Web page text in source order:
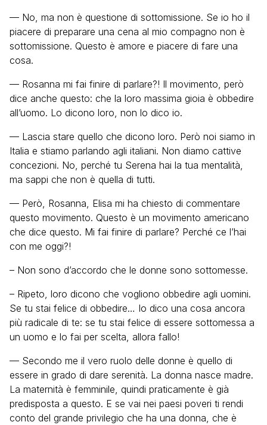
— No, ma non è questione di sottomissione. Se io ho il
piacere di preparare una cena al mio compagno non è
sottomissione. Questo è amore e piacere di fare una
cosa.
— Rosanna mi fai finire di parlare?! Il movimento, però
dice anche questo: che la loro massima gioia è obbedire
all’uomo. Lo dicono loro, non lo dico io.
— Lascia stare quello che dicono loro. Però noi siamo in
Italia e stiamo parlando agli italiani. Non diamo cattive
concezioni. No, perché tu Serena hai la tua mentalità,
ma sappi che non è quella di tutti.
— Però, Rosanna, Elisa mi ha chiesto di commentare
questo movimento. Questo è un movimento americano
che dice questo. Mi fai finire di parlare? Perché ce l’hai
con me oggi?!
– Non sono d’accordo che le donne sono sottomesse.
– Ripeto, loro dicono che vogliono obbedire agli uomini.
Se tu stai felice di obbedire… Io dico una cosa ancora
più radicale di te: se tu stai felice di essere sottomessa a
un uomo e lo fai per scelta, allora fallo!
— Secondo me il vero ruolo delle donne è quello di
essere in grado di dare serenità. La donna nasce madre.
La maternità è femminile, quindi praticamente è già
predisposta a questo. E se vai nei paesi poveri ti rendi
conto del grande privilegio che ha una donna, che è